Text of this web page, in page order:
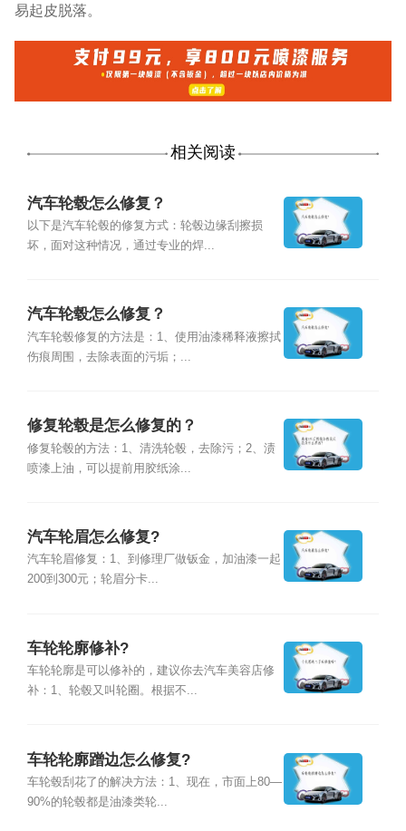
易起皮脱落。
相关阅读
汽车轮毂怎么修复？
以下是汽车轮毂的修复方式：轮毂边缘刮擦损
坏，面对这种情况，通过专业的焊...
汽车轮毂怎么修复？
汽车轮毂修复的方法是：1、使用油漆稀释液擦拭
伤痕周围，去除表面的污垢；...
修复轮毂是怎么修复的？
修复轮毂的方法：1、清洗轮毂，去除污；2、渍
喷漆上油，可以提前用胶纸涂...
汽车轮眉怎么修复?
汽车轮眉修复：1、到修理厂做钣金，加油漆一起
200到300元；轮眉分卡...
车轮轮廓修补?
车轮轮廓是可以修补的，建议你去汽车美容店修
补：1、轮毂又叫轮圈。根据不...
车轮轮廓蹭边怎么修复?
车轮毂刮花了的解决方法：1、现在，市面上80—
90%的轮毂都是油漆类轮...